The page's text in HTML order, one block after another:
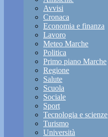
Avvisi
Cronaca
Economia e finanza
Lavoro
Meteo Marche
Politica
Primo piano Marche
Regione
Salute
Scuola
Sociale
Sport
Tecnologia e scienze
Turismo
Università